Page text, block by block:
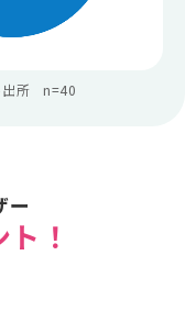
出所 n=40
ー
！